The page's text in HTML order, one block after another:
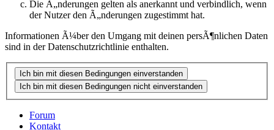
Die Ã„nderungen gelten als anerkannt und verbindlich, wenn
der Nutzer den Ã„nderungen zugestimmt hat.
Informationen Ã¼ber den Umgang mit deinen persÃ¶nlichen Daten
sind in der Datenschutzrichtlinie enthalten.
Forum
Kontakt